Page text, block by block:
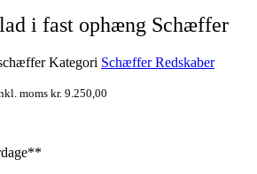
i fast ophæng Schæffer
Kategori Schæffer Redskaber
momskr. 9.250,00